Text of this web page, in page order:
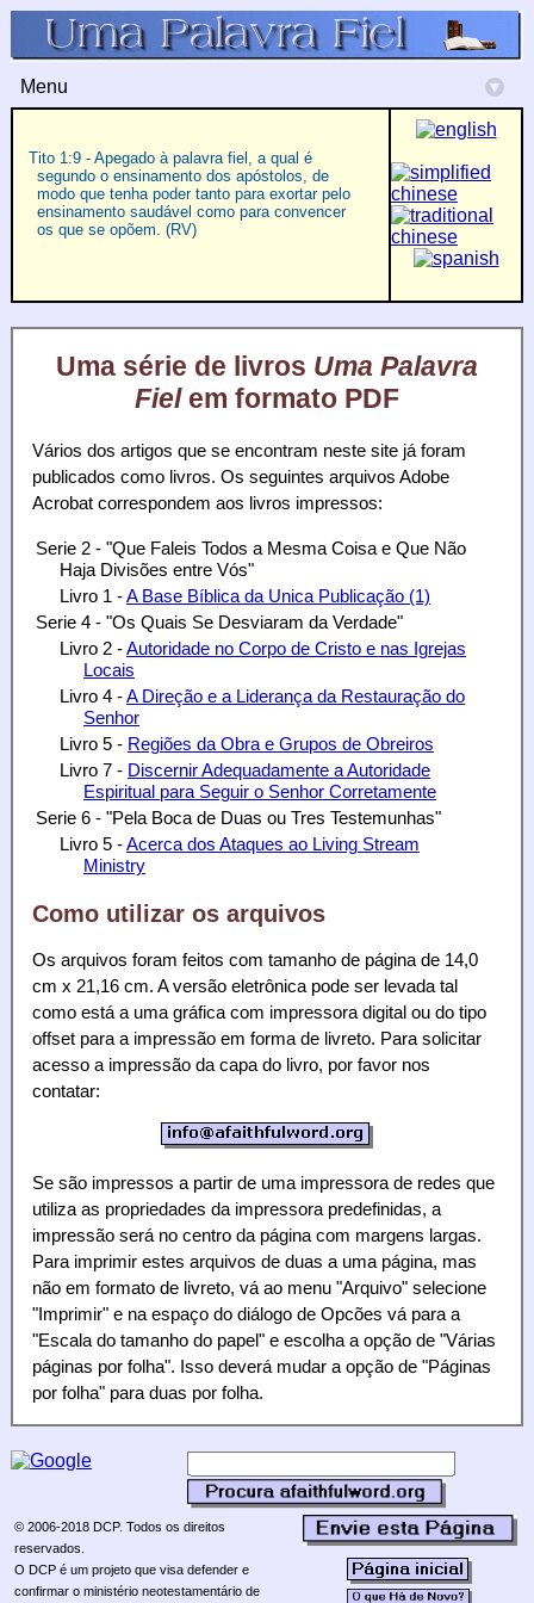
Menu ▾
Tito 1:9 - Apegado à palavra fiel, a qual é
segundo o ensinamento dos apóstolos, de
modo que tenha poder tanto para exortar pelo
ensinamento saudável como para convencer
os que se opõem. (RV)
Uma série de livros Uma Palavra
Fielem formato PDF
Vários dos artigos que se encontram neste site já foram
publicados como livros. Os seguintes arquivos Adobe
Acrobat correspondem aos livros impressos:
Serie 2 - "Que Faleis Todos a Mesma Coisa e Que Não
Haja Divisões entre Vós"
Livro 1 -A Base Bíblica da Unica Publicação (1)
Serie 4 - "Os Quais Se Desviaram da Verdade"
Livro 2 -Autoridade no Corpo de Cristo e nas Igrejas
Locais
Livro 4 -A Direção e a Liderança da Restauração do
Senhor
Livro 5 - Regiões da Obra e Grupos de Obreiros
Livro 7 - Discernir Adequadamente a Autoridade
Espiritual para Seguir o Senhor Corretamente
Serie 6 - "Pela Boca de Duas ou Tres Testemunhas"
Livro 5 -Acerca dos Ataques ao Living Stream
Ministry
Como utilizar os arquivos
Os arquivos foram feitos com tamanho de página de 14,0
cm x 21,16 cm. A versão eletrônica pode ser levada tal
como está a uma gráfica com impressora digital ou do tipo
offset para a impressão em forma de livreto. Para solicitar
acesso a impressão da capa do livro, por favor nos
contatar:
Se são impressos a partir de uma impressora de redes que
utiliza as propriedades da impressora predefinidas, a
impressão será no centro da página com margens largas.
Para imprimir estes arquivos de duas a uma página, mas
não em formato de livreto, vá ao menu "Arquivo" selecione
"Imprimir" e na espaço do diálogo de Opcões vá para a
"Escala do tamanho do papel" e escolha a opção de "Várias
páginas por folha". Isso deverá mudar a opção de "Páginas
por folha" para duas por folha.
© 2006-2018 DCP. Todos os direitos
reservados.
O DCP é um projeto que visa defender e
confirmar o ministério neotestamentário de